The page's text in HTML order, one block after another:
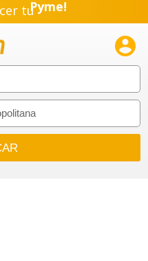
tuPyme!
Emprendimiento!
